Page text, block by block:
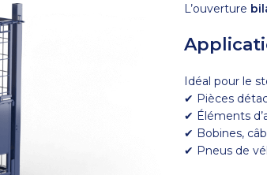
L’ouverture
Idéal pour le
✔ Pièces
✔ Éléments
✔ Bobines,
✔ Pneus de